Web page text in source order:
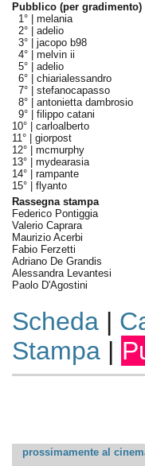
Pubblico (per gradimento)
1° | melania
2° | adelio
3° | jacopo b98
4° | melvin ii
5° | adelio
6° | chiarialessandro
7° | stefanocapasso
8° | antonietta dambrosio
9° | filippo catani
10° | carloalberto
11° | giorpost
12° | mcmurphy
13° | mydearasia
14° | rampante
15° | flyanto
Rassegna stampa
Federico Pontiggia
Valerio Caprara
Maurizio Acerbi
Fabio Ferzetti
Adriano De Grandis
Alessandra Levantesi
Paolo D'Agostini
Scheda|
Stampa|
prossimamente al